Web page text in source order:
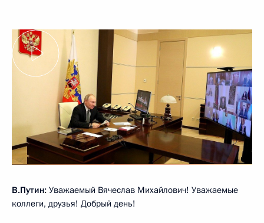
В.Путин: Уважаемый Вячеслав Михайлович! Уважаемые
коллеги, друзья! Добрый день!